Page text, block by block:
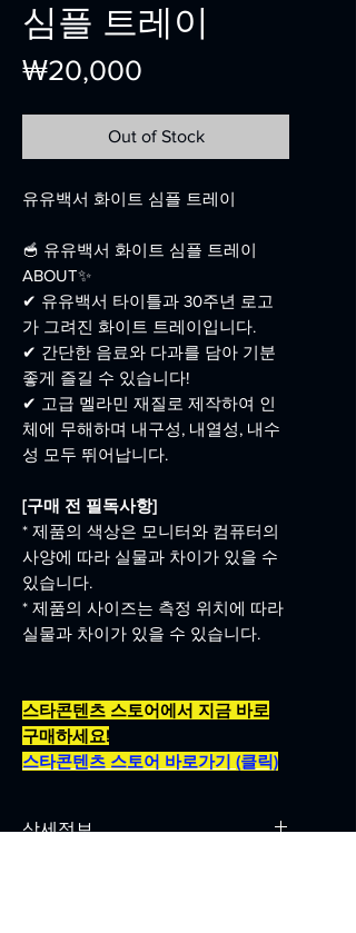
심플 트레이
₩20,000
Out of Stock
유유백서 화이트 심플 트레이
🥣 유유백서 화이트 심플 트레이
ABOUT✨
✔ 유유백서 타이틀과 30주년 로고
가 그려진 화이트 트레이입니다.
✔ 간단한 음료와 다과를 담아 기분
좋게 즐길 수 있습니다!
✔ 고급 멜라민 재질로 제작하여 인
체에 무해하며 내구성, 내열성, 내수
성 모두 뛰어납니다.
[구매 전 필독사항]
* 제품의 색상은 모니터와 컴퓨터의
사양에 따라 실물과 차이가 있을 수
있습니다.
* 제품의 사이즈는 측정 위치에 따라
실물과 차이가 있을 수 있습니다.
스타콘텐츠 스토어에서 지금 바로
구매하세요!
스타콘텐츠 스토어 바로가기 (클릭)
상세정보